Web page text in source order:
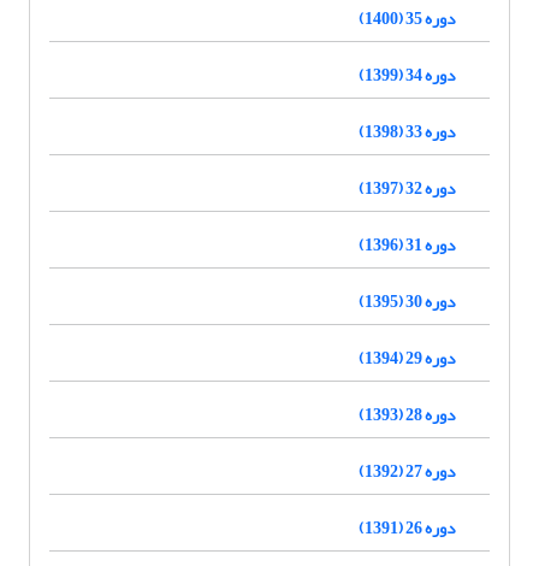
دوره 35 (1400)
دوره 34 (1399)
دوره 33 (1398)
دوره 32 (1397)
دوره 31 (1396)
دوره 30 (1395)
دوره 29 (1394)
دوره 28 (1393)
دوره 27 (1392)
دوره 26 (1391)